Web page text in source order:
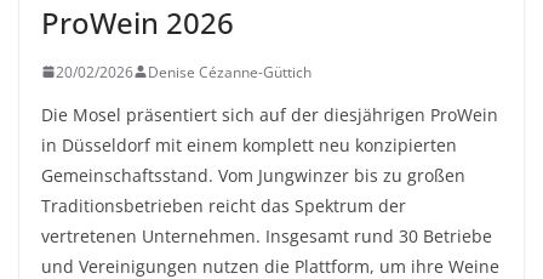
ProWein 2026
20/02/2026 Denise Cézanne-Güttich
Die Mosel präsentiert sich auf der diesjährigen ProWein
in Düsseldorf mit einem komplett neu konzipierten
Gemeinschaftsstand. Vom Jungwinzer bis zu großen
Traditionsbetrieben reicht das Spektrum der
vertretenen Unternehmen. Insgesamt rund 30 Betriebe
und Vereinigungen nutzen die Plattform, um ihre Weine